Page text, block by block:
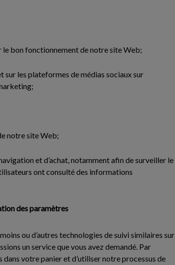
le bon fonctionnement de notre site Web;
sur les plateformes de médias sociaux sur
notre site Web;
et d’achat, notamment afin de surveiller le
ont consulté des informations
des paramètres
ou d’autres technologies de suivi similaires sur
un service que vous avez demandé. Par
votre panier et d’utiliser notre processus de